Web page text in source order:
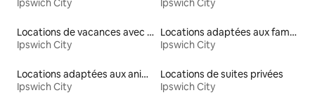
Ipswich City Ipswich City
Locations de vacances avec piscine
Ipswich City
Locations adaptées aux familles
Ipswich City
Locations adaptées aux animaux
Ipswich City
Locations de suites privées
Ipswich City